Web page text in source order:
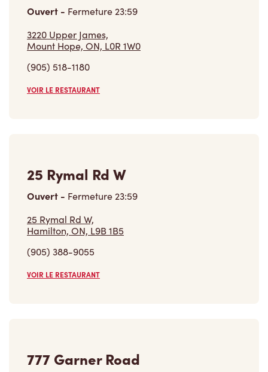
Ouvert - Fermeture23:59
3220 Upper James,
Mount Hope, ON, L0R 1W0
(905) 518-1180
VOIR LE RESTAURANT
25 Rymal Rd W
Ouvert - Fermeture23:59
25 Rymal Rd W,
Hamilton, ON, L9B 1B5
(905) 388-9055
VOIR LE RESTAURANT
777 Garner Road